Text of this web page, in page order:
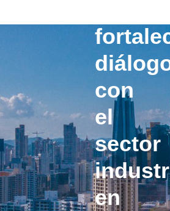
con
el
sector
en